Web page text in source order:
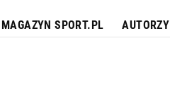
MAGAZYN SPORT.PL AUTORZY